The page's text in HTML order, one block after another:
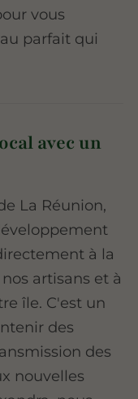
vous
parfait qui
avec un
La Réunion,
à la
artisans et à
île. C'est un
des
des
nouvelles